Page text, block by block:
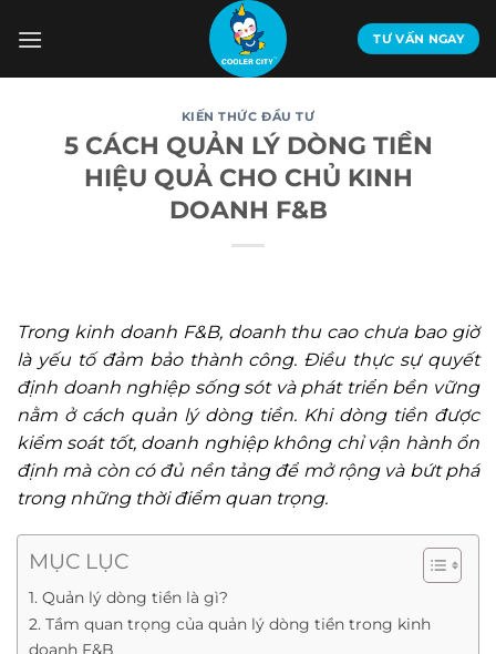
qua
TƯ VẤN NGAY
KIẾN THỨC ĐẦU TƯ
5 CÁCH QUẢN LÝ DÒNG TIỀN
HIỆU QUẢ CHO CHỦ KINH
DOANH F&B
Trong kinh doanh F&B, doanh thu cao chưa bao giờ
là yếu tố đảm bảo thành công. Điều thực sự quyết
định doanh nghiệp sống sót và phát triển bền vững
nằm ở cách quản lý dòng tiền. Khi dòng tiền được
kiểm soát tốt, doanh nghiệp không chỉ vận hành ổn
định mà còn có đủ nền tảng để mở rộng và bứt phá
trong những thời điểm quan trọng.
MỤC LỤC
1. Quản lý dòng tiền là gì?
2. Tầm quan trọng của quản lý dòng tiền trong kinh
doanh F&B